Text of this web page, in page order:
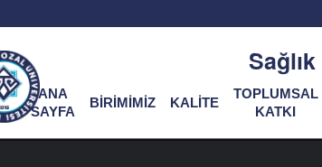
ANA
SAYFA
BİRİMİMİZ KALİTE
TOPLUMSAL
KATKI